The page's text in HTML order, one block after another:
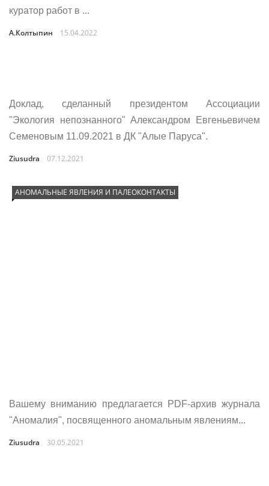
куратор работ в ...
А.Колтыпин 15.04.2022
Доклад, сделанный президентом Ассоциации
"Экология непознанного" Александром Евгеньевичем
Семеновым 11.09.2021 в ДК "Алые Паруса".
Ziusudra 07.12.2021
АНОМАЛЬНЫЕ ЯВЛЕНИЯ И ПАЛЕОКОНТАКТЫ
Вашему вниманию предлагается PDF-архив журнала
"Аномалия", посвященного аномальным явлениям...
Ziusudra 30.05.2021